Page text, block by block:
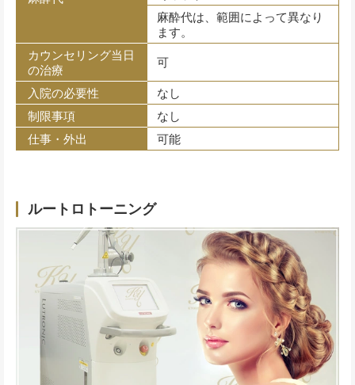
麻酔代は、範囲によって異なり
ます。
カウンセリング当日
の治療
可
入院の必要性
なし
制限事項
なし
仕事・外出
可能
ルートロトーニング